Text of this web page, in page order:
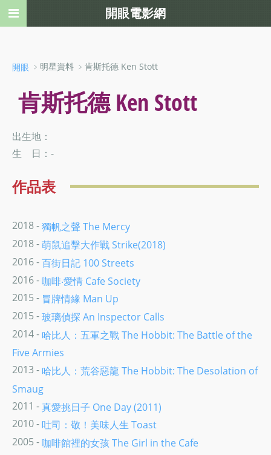
開眼 ﹥明星資料 ﹥肯斯托德 Ken Stott
肯斯托德 Ken Stott
出生地：
生 日：-
作品表
2018 -獨帆之聲 The Mercy
2018 -萌鼠追擊大作戰 Strike(2018)
2016 -百街日記 100 Streets
2016 -咖啡‧愛情 Cafe Society
2015 - 冒牌情緣 Man Up
2015 -玻璃偵探 An Inspector Calls
2014 - 哈比人：五軍之戰 The Hobbit: The Battle of the
Five Armies
2013 - 哈比人：荒谷惡龍 The Hobbit: The Desolation of
Smaug
2011 -真愛挑日子 One Day (2011)
2010 -吐司：敬！美味人生 Toast
2005 -咖啡館裡的女孩 The Girl in the Cafe
開眼電影網